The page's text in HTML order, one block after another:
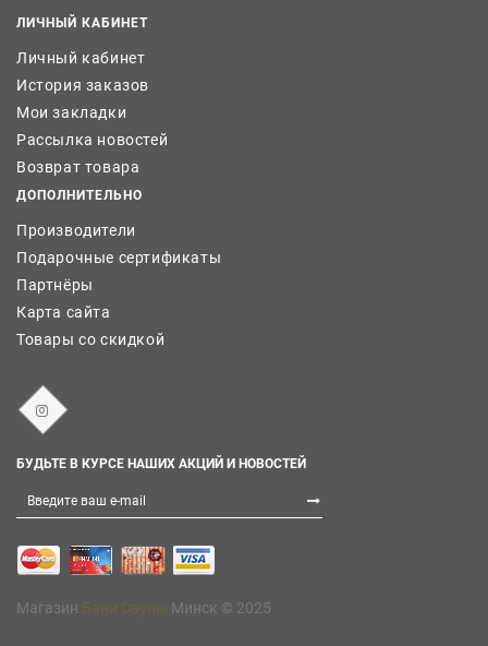
ЛИЧНЫЙ КАБИНЕТ
Личный кабинет
История заказов
Мои закладки
Рассылка новостей
Возврат товара
ДОПОЛНИТЕЛЬНО
Производители
Подарочные сертификаты
Партнёры
Карта сайта
Товары со скидкой
БУДЬТЕ В КУРСЕ НАШИХ АКЦИЙ И НОВОСТЕЙ
Магазин Минск © 2025